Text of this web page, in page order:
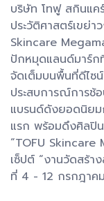
บริษัท โทฟู สกินแ
ประวัติศาสตร์เขย่า
Skincare
ปักหมุดแลนด์มาร์ก
จัดเต็มบนพื้นที่ดีไซ
ประสบการณ์การช้
แบรนด์ดังยอดนิยม
แรก พร้อมดึงศิลปิน
“TOFU
เซ็ปต์ “งานวัดสร้า
ที่ 4 - 12 กรกฎาค